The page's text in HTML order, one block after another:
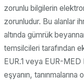
zorunlu bilgilerin
zorunludur. Bu alanlar
altında gümrük
temsilcileri tarafından
EUR.1 veya EUR-MED
eşyanın,